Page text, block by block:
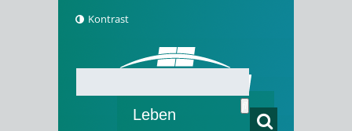
Kontrast
Leben